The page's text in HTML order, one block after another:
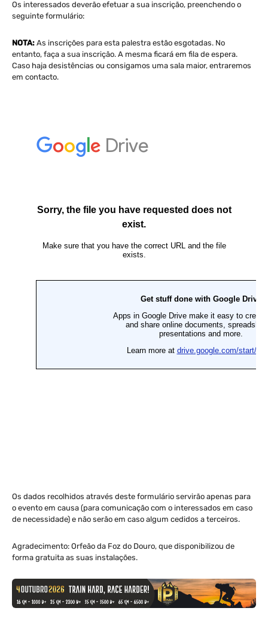
Os interessados deverão efetuar a sua inscrição, preenchendo o
seguinte formulário:
NOTA: As inscrições para esta palestra estão esgotadas. No
entanto, faça a sua inscrição. A mesma ficará em fila de espera.
Caso haja desistências ou consigamos uma sala maior, entraremos
em contacto.
Os dados recolhidos através deste formulário servirão apenas para
o evento em causa (para comunicação com o interessados em caso
de necessidade) e não serão em caso algum cedidos a terceiros.
Agradecimento: Orfeão da Foz do Douro, que disponibilizou de
forma gratuita as suas instalações.